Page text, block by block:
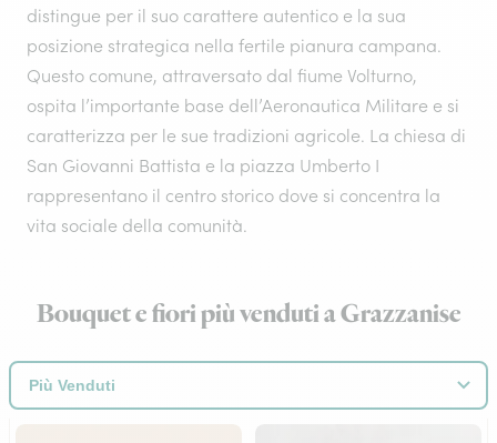
distingue per il suo carattere autentico e la sua
posizione strategica nella fertile pianura campana.
Questo comune, attraversato dal fiume Volturno,
ospita l’importante base dell’Aeronautica Militare e si
caratterizza per le sue tradizioni agricole. La chiesa di
San Giovanni Battista e la piazza Umberto I
rappresentano il centro storico dove si concentra la
vita sociale della comunità.
Bouquet e fiori più venduti a Grazzanise